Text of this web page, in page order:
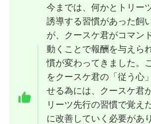
今までは、何かとトリー
誘導する習慣があった飼
が、クースケ君がコマン
動くことで報酬を与えら
慣が変わってきました。
をクースケ君の「従う心
せる為には、クースケ君
リーツ先行の習慣で覚え
に改善していく必要があ